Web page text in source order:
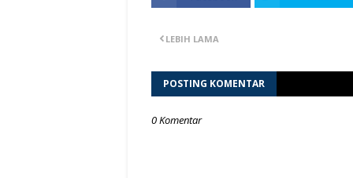
LEBIH LAMA
POSTING KOMENTAR
0 Komentar